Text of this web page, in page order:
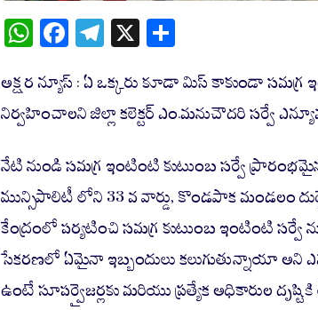
W
ha
ts
A
pp
Fa
ce
bo
ok
Te
le
gr
a
m
X ha
re
అక్షర న్యూస్ : ఏ ఒక్కరు కూడా మిస్ కాకుండా సమగ్ర
నిర్వహించాలని జిల్లా కలెక్టర్ ఎం.మనుచౌదరి సర్వే
నేటి నుండి సమగ్ర ఇంటింటి కుటుంబ సర్వే
మున్సిపాలిటీ లోని 33 వ వార్డు, కొండపాక మండలం
కేంద్రంలో పర్యటించి సమగ్ర కుటుంబ ఇంటింటి
సేకరణలో ఏమైనా ఇబ్బందులు కలుగుతున్నాయా అని
ఉంటే సూపర్వైజర్లకు మరియు ప్రత్యేక అధికారుల